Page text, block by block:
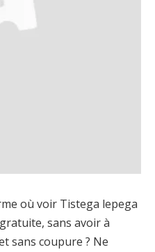
où voir Tistega lepega
sans avoir à
sans coupure ? Ne